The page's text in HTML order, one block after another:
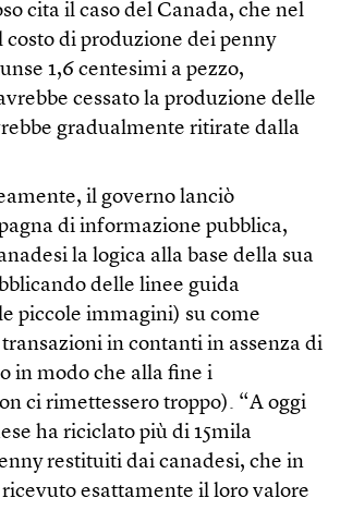
cita il caso del Canada, che nel
costo di produzione dei penny
1,6 centesimi a pezzo,
cessato la produzione delle
gradualmente ritirate dalla
il governo lanciò
di informazione pubblica,
la logica alla base della sua
delle linee guida
piccole immagini) su come
in contanti in assenza di
in modo che alla fine i
ci rimettessero troppo). “A oggi
ha riciclato più di 15mila
restituiti dai canadesi, che in
esattamente il loro valore